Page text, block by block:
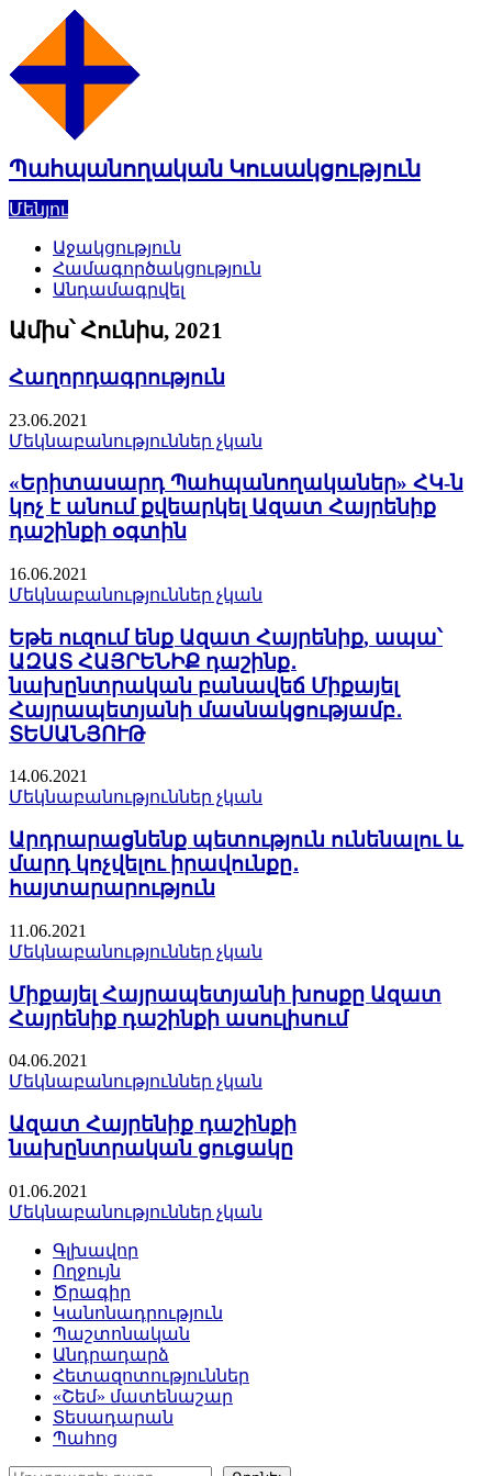
content
Պահպանողական Կուսակցություն
Մենյու
Աջակցություն
Համագործակցություն
Անդամագրվել
Ամիս՝Հունիս, 2021
Հաղորդագրություն
23.06.2021
Մեկնաբանություններ չկան
«Երիտասարդ Պահպանողականեր» ՀԿ-ն
կոչ է անում քվեարկել Ազատ Հայրենիք
դաշինքի օգտին
16.06.2021
Մեկնաբանություններ չկան
Եթե ուզում ենք Ազատ Հայրենիք, ապա՝
ԱԶԱՏ ՀԱՅՐԵՆԻՔ դաշինք․
նախընտրական բանավեճ Միքայել
Հայրապետյանի մասնակցությամբ․
ՏԵՍԱՆՅՈՒԹ
14.06.2021
Մեկնաբանություններ չկան
Արդրարացնենք պետություն ունենալու և
մարդ կոչվելու իրավունքը․
հայտարարություն
11.06.2021
Մեկնաբանություններ չկան
Միքայել Հայրապետյանի խոսքը Ազատ
Հայրենիք դաշինքի ասուլիսում
04.06.2021
Մեկնաբանություններ չկան
Ազատ Հայրենիք դաշինքի
նախընտրական ցուցակը
01.06.2021
Մեկնաբանություններ չկան
Գլխավոր
Ողջույն
Ծրագիր
Կանոնադրություն
Պաշտոնական
Անդրադարձ
Հետազոտություններ
«Շեմ» մատենաշար
Տեսադարան
Պահոց